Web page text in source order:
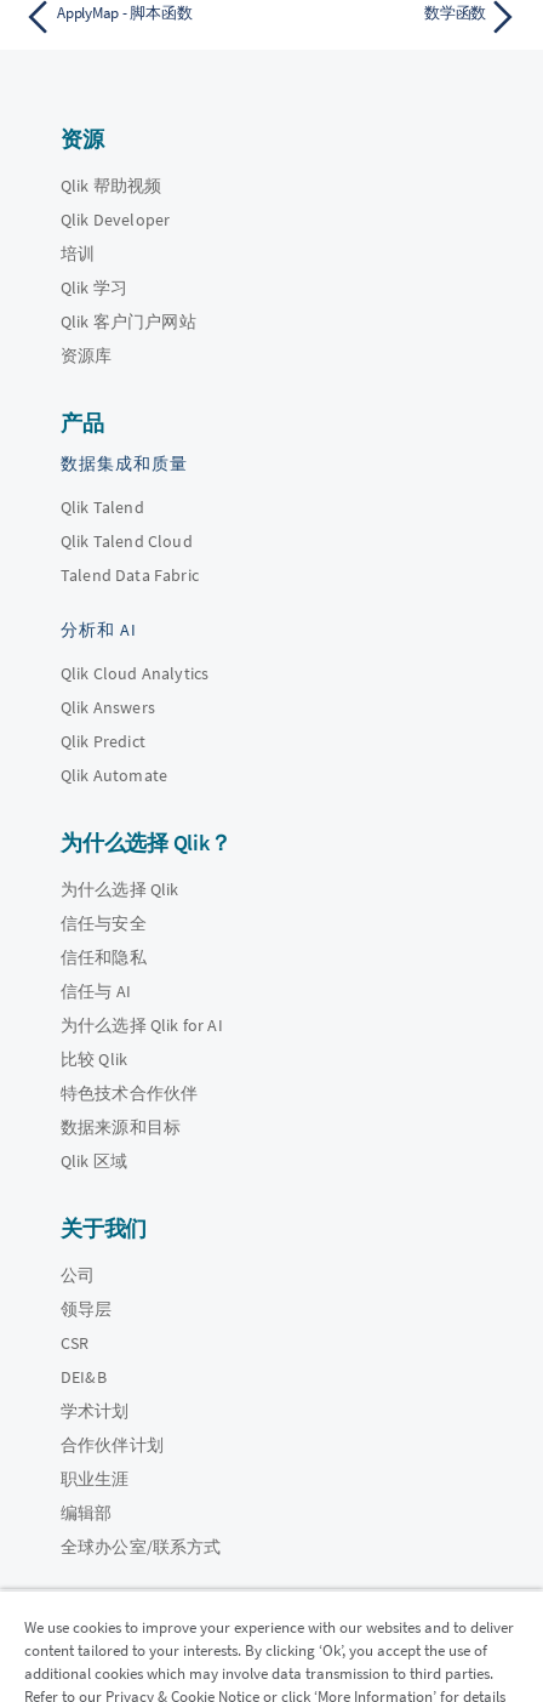
ApplyMap - 脚本函数 数学函数
资源
Qlik 帮助视频
Qlik Developer
培训
Qlik 学习
Qlik 客户门户网站
资源库
产品
数据集成和质量
Qlik Talend
Qlik Talend Cloud
Talend Data Fabric
分析和 AI
Qlik Cloud Analytics
Qlik Answers
Qlik Predict
Qlik Automate
为什么选择 Qlik？
为什么选择 Qlik
信任与安全
信任和隐私
信任与 AI
为什么选择 Qlik for AI
比较 Qlik
特色技术合作伙伴
数据来源和目标
Qlik 区域
关于我们
公司
领导层
CSR
DEI&B
学术计划
合作伙伴计划
职业生涯
编辑部
全球办公室/联系方式
Qlik 社区
We use cookies to improve your experience with our websites and to deliver
content tailored to your interests. By clicking ‘Ok’, you accept the use of
additional cookies which may involve data transmission to third parties.
Refer to our Privacy & Cookie Notice or click ‘More Information’ for details